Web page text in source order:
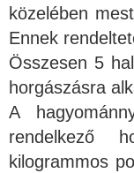
közelében
Ennek
Összesen 5
horgászásra
A
rendelkező
kilogrammos